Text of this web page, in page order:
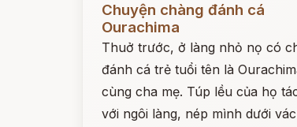
Chuyện chàng đánh cá
Ourachima
Thuở trước, ở làng nhỏ nọ có
đánh cá trẻ tuổi tên là
cùng cha mẹ. Túp lều của họ
với ngôi làng, nép mình dưới